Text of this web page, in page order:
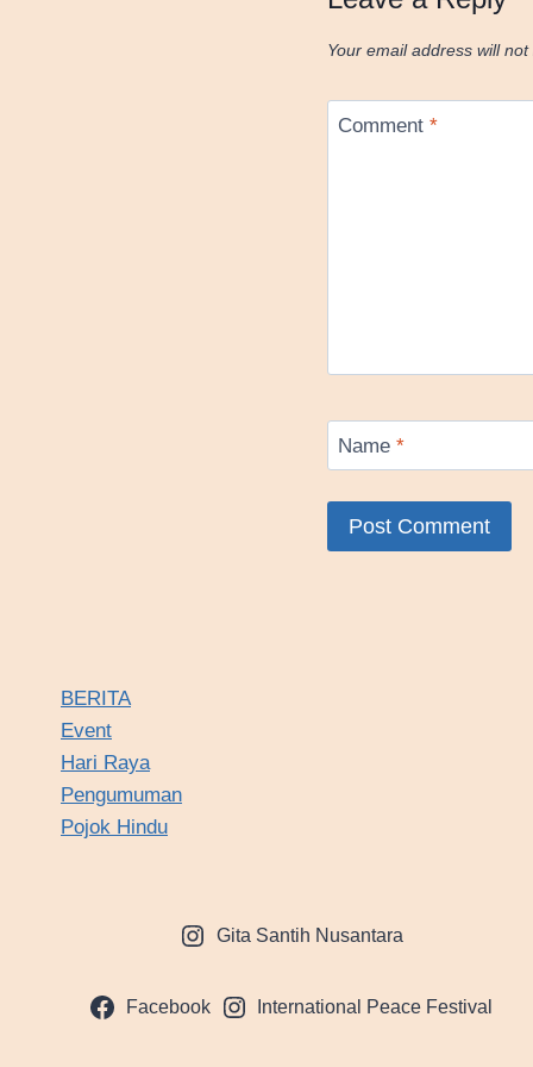
Your email address will not
Comment *
Name *
BERITA
Event
Hari Raya
Pengumuman
Pojok Hindu
Gita Santih Nusantara
Facebook International Peace Festival